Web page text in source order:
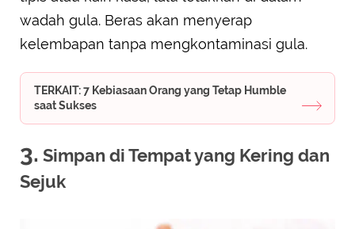
wadah gula. Beras akan menyerap
kelembapan tanpa mengkontaminasi gula.
TERKAIT: 7 Kebiasaan Orang yang Tetap Humble
saat Sukses
3. Simpan di Tempat yang Kering dan
Sejuk